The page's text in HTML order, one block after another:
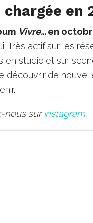
en
Vivre… en
Très actif sur les
studio et sur
découvrir de
nous surInstagram.